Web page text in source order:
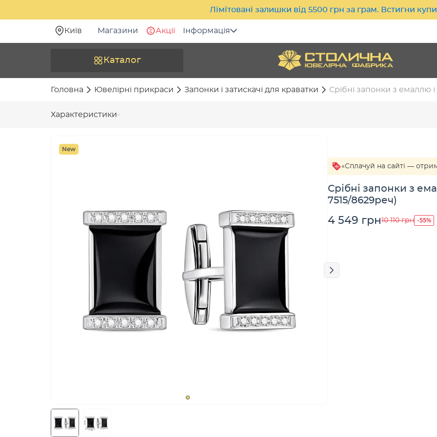
Лімітовані залишки від 5500 грн за грам. Встигни
Київ Магазини Акції Інформація
Каталог
Головна Ювелірні прикраси Запонки і затискачі для краватки Срібні запонки з емаллю і
Характеристики
New
«Сплачуй на сайті —
Срібні запонки з
7515/8629реч)
4 549 грн10 110 грн -55%